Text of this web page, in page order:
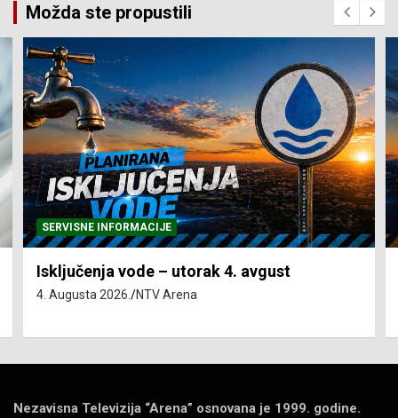
Možda ste propustili
SERVISNE INFORMACIJE
Isključenja vode – utorak 4. avgust
4. Augusta 2026. NTV Arena
Nezavisna Televizija “Arena” osnovana je 1999. godine.